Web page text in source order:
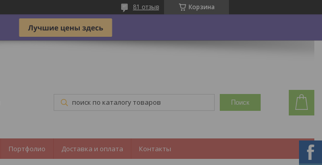
Корзина
81 отзыв
Поиск
Портфолио Доставка и оплата Контакты